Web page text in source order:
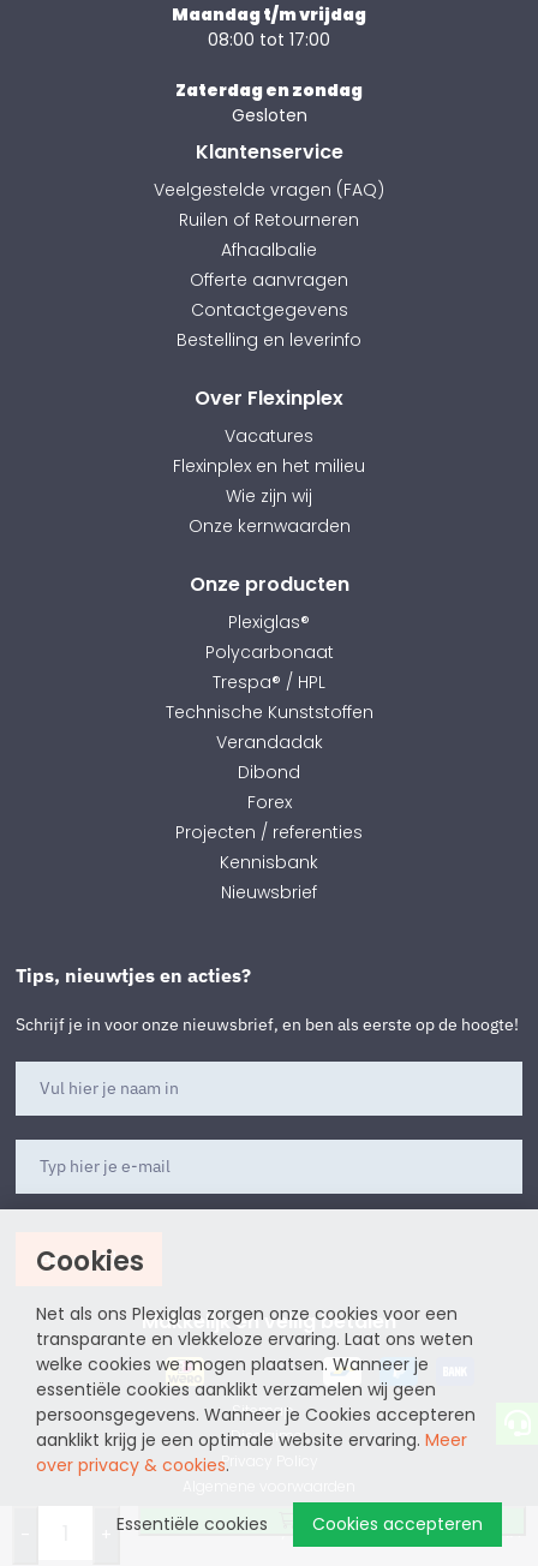
Cookies
Net als ons Plexiglas zorgen onze cookies voor een
transparante en vlekkeloze ervaring. Laat ons weten
welke cookies we mogen plaatsen. Wanneer je
essentiële cookies aanklikt verzamelen wij geen
persoonsgegevens. Wanneer je Cookies accepteren
aanklikt krijg je een optimale website ervaring. Meer
over privacy & cookies.
Cookies accepteren
Essentiële cookies Bestellen
Maandag t/m vrijdag
08:00 tot 17:00
Zaterdag en zondag
Gesloten
Klantenservice
Veelgestelde vragen (FAQ)
Ruilen of Retourneren
Afhaalbalie
Offerte aanvragen
Contactgegevens
Bestelling en leverinfo
Over Flexinplex
Vacatures
Flexinplex en het milieu
Wie zijn wij
Onze kernwaarden
Onze producten
Plexiglas®
Polycarbonaat
Trespa® / HPL
Technische Kunststoffen
Verandadak
Dibond
Forex
Projecten / referenties
Kennisbank
Nieuwsbrief
Tips, nieuwtjes en acties?
Schrijf je in voor onze nieuwsbrief, en ben als eerste op de hoogte!
Aanmelden
Makkelijk en veilig betalen
Sitemap
Disclaimer
Privacy Policy
website by